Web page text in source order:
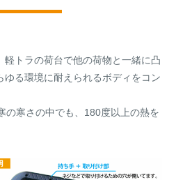
トラの荷台で他の荷物と一緒に凸
る環境に耐えられるボディをコン
の寒さの中でも、180度以上の熱を